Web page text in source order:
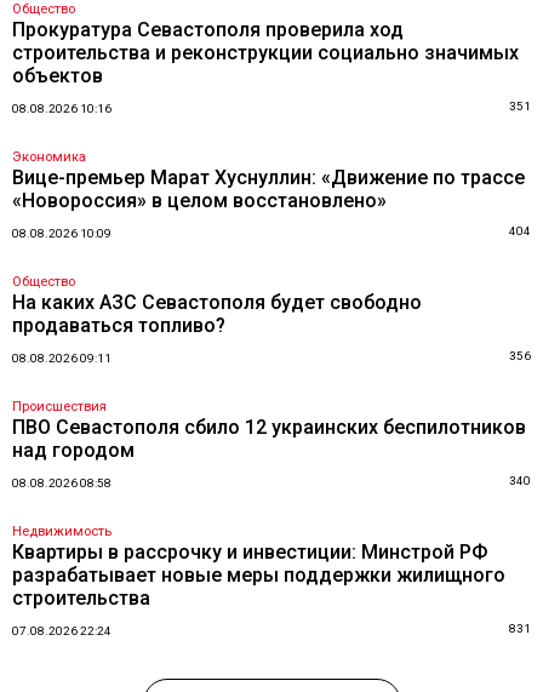
Общество
Прокуратура Севастополя проверила ход
строительства и реконструкции социально значимых
объектов
08.08.2026 10:16 351
Экономика
Вице-премьер Марат Хуснуллин: «Движение по трассе
«Новороссия» в целом восстановлено»
08.08.2026 10:09 404
Общество
На каких АЗС Севастополя будет свободно
продаваться топливо?
08.08.2026 09:11 356
Происшествия
ПВО Севастополя сбило 12 украинских беспилотников
над городом
08.08.2026 08:58 340
Недвижимость
Квартиры в рассрочку и инвестиции: Минстрой РФ
разрабатывает новые меры поддержки жилищного
строительства
07.08.2026 22:24 831